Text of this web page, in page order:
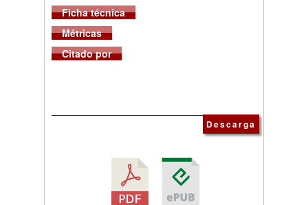
Ficha técnica
Métricas
Citado por
Descarga